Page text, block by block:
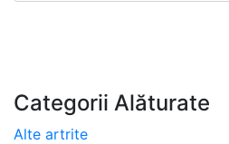
Categorii Alăturate
Alte artrite